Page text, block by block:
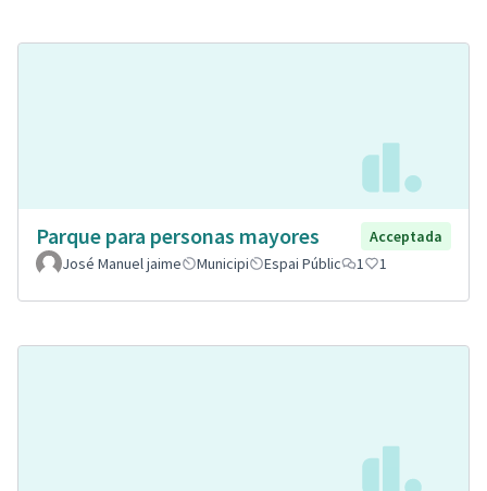
Parque para personas mayores
Acceptada
José Manuel jaime
Municipi Espai Públic 1 1